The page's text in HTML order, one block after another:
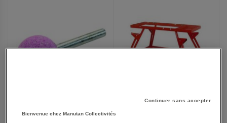
Continuer sans accepter
Bienvenue chez Manutan Collectivités